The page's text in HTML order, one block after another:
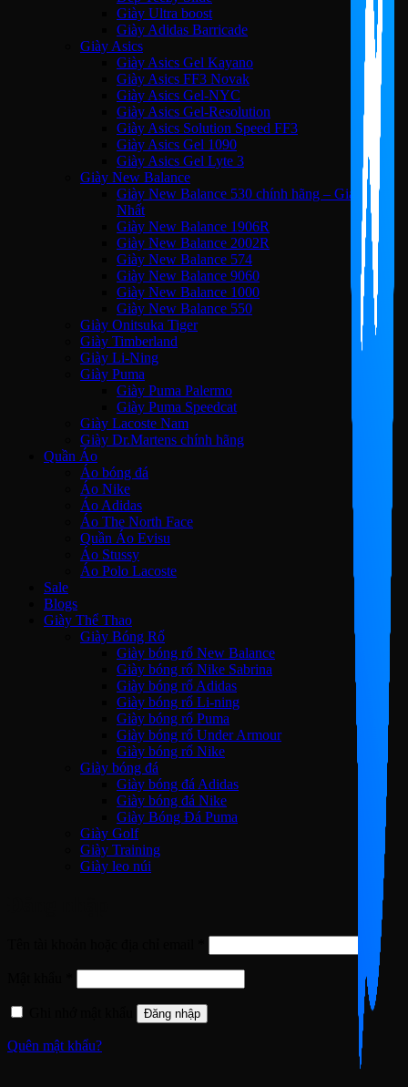
Giày Ultra boost
Giày Adidas Barricade
Giày Asics
Giày Asics Gel Kayano
Giày Asics FF3 Novak
Giày Asics Gel-NYC
Giày Asics Gel-Resolution
Giày Asics Solution Speed FF3
Giày Asics Gel 1090
Giày Asics Gel Lyte 3
Giày New Balance
Giày New Balance 530 chính hãng – Giá Tốt
Nhất
Giày New Balance 1906R
Giày New Balance 2002R
Giày New Balance 574
Giày New Balance 9060
Giày New Balance 1000
Giày New Balance 550
Giày Onitsuka Tiger
Giày Timberland
Giày Li-Ning
Giày Puma
Giày Puma Palermo
Giày Puma Speedcat
Giày Lacoste Nam
Giày Dr.Martens chính hãng
Quần Áo
Áo bóng đá
Áo Nike
Áo Adidas
Áo The North Face
Quần Áo Evisu
Áo Stussy
Áo Polo Lacoste
Sale
Blogs
Giày Thể Thao
Giày Bóng Rổ
Giày bóng rổ New Balance
Giày bóng rổ Nike Sabrina
Giày bóng rổ Adidas
Giày bóng rổ Li-ning
Giày bóng rổ Puma
Giày bóng rổ Under Armour
Giày bóng rổ Nike
Giày bóng đá
Giày bóng đá Adidas
Giày bóng đá Nike
Giày Bóng Đá Puma
Giày Golf
Giày Training
Giày leo núi
buộc
buộc
Đăng nhập
Quên mật khẩu?